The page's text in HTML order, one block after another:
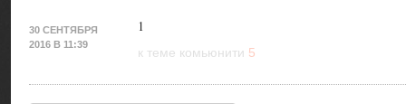
1
30 СЕНТЯБРЯ
2016 В 11:39
к теме комьюнити 5